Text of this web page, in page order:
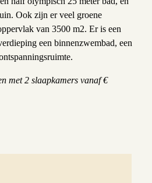
Ook zijn er veel groene
van 3500 m2. Er is een
een binnenzwembad, een
met 2 slaapkamers vanaf €